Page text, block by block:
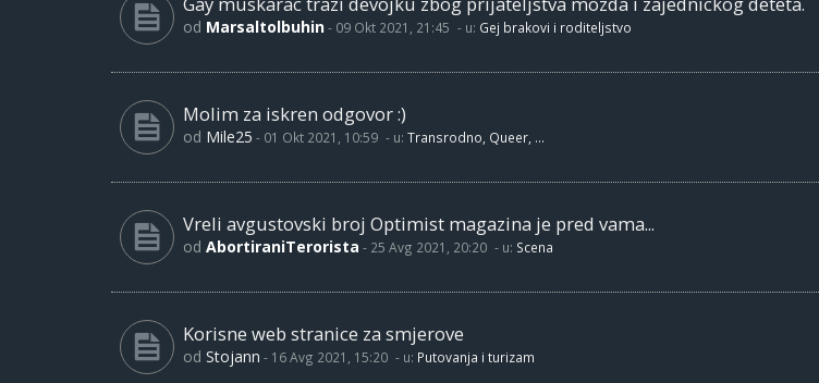
od Marsaltolbuhin- 09 Okt 2021, 21:45 - u: Gej brakovi i roditeljstvo
Molim za iskren odgovor :)
od Mile25 - 01 Okt 2021, 10:59 - u: Transrodno, Queer, ...
Vreli avgustovski broj Optimist magazina je pred vama...
od AbortiraniTerorista - 25 Avg 2021, 20:20 - u: Scena
Korisne web stranice za smjerove
od Stojann - 16 Avg 2021, 15:20 - u: Putovanja i turizam